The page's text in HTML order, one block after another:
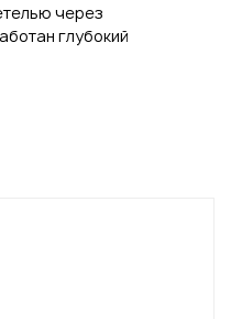
через
глубокий